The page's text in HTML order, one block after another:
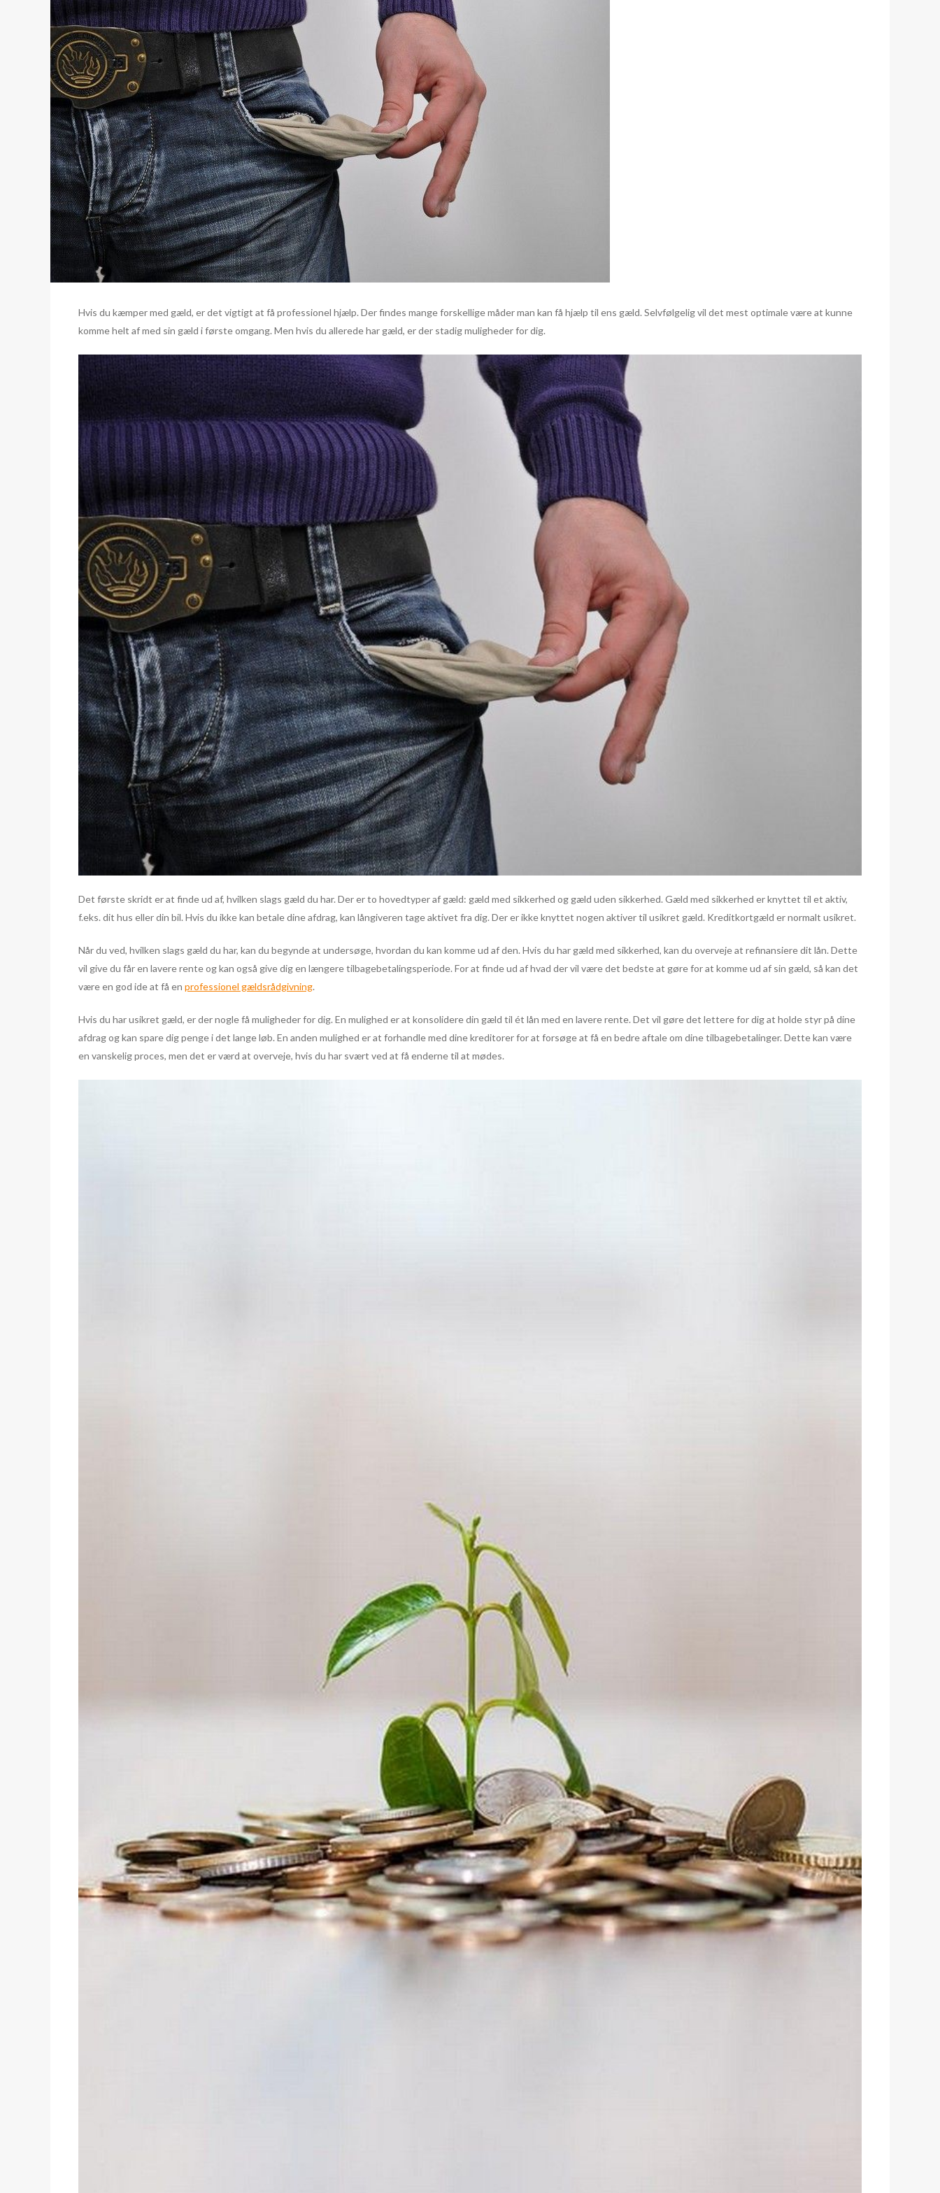
Hvis du kæmper med gæld, er det vigtigt at få professionel hjælp. Der findes mange forskellige måder man kan få hjælp til ens gæld. Selvfølgelig vil det mest optimale være at kunne
komme helt af med sin gæld i første omgang. Men hvis du allerede har gæld, er der stadig muligheder for dig.
Det første skridt er at finde ud af, hvilken slags gæld du har. Der er to hovedtyper af gæld: gæld med sikkerhed og gæld uden sikkerhed. Gæld med sikkerhed er knyttet til et aktiv,
f.eks. dit hus eller din bil. Hvis du ikke kan betale dine afdrag, kan långiveren tage aktivet fra dig. Der er ikke knyttet nogen aktiver til usikret gæld. Kreditkortgæld er normalt usikret.
Når du ved, hvilken slags gæld du har, kan du begynde at undersøge, hvordan du kan komme ud af den. Hvis du har gæld med sikkerhed, kan du overveje at refinansiere dit lån. Dette
vil give du får en lavere rente og kan også give dig en længere tilbagebetalingsperiode. For at finde ud af hvad der vil være det bedste at gøre for at komme ud af sin gæld, så kan det
være en god ide at få en professionel gældsrådgivning.
Hvis du har usikret gæld, er der nogle få muligheder for dig. En mulighed er at konsolidere din gæld til ét lån med en lavere rente. Det vil gøre det lettere for dig at holde styr på dine
afdrag og kan spare dig penge i det lange løb. En anden mulighed er at forhandle med dine kreditorer for at forsøge at få en bedre aftale om dine tilbagebetalinger. Dette kan være
en vanskelig proces, men det er værd at overveje, hvis du har svært ved at få enderne til at mødes.